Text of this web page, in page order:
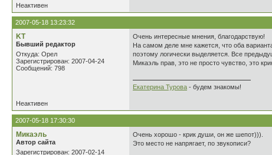
Неактивен
2007-05-18 13:23:32
KT
Бывший редактор
Откуда: Орел
Зарегистрирован: 2007-04-24
Сообщений: 798
Очень интересные мнения, благодарствую!
На самом деле мне кажется, что оба
поэтому логически выделяется. Все
Микаэль прав, это не просто чувство, это
Екатерина Турова - будем знакомы!
Неактивен
2007-05-18 17:30:30
Микаэль
Автор сайта
Зарегистрирован: 2007-02-14
Очень хорошо - крик души, он же шепот))).
Это место не напрягает, по звукописи?